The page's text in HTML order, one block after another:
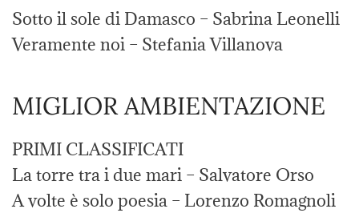
Sotto il sole di Damasco – Sabrina Leonelli
Veramente noi – Stefania Villanova
MIGLIOR AMBIENTAZIONE
PRIMI CLASSIFICATI
La torre tra i due mari – Salvatore Orso
A volte è solo poesia – Lorenzo Romagnoli